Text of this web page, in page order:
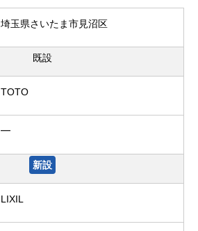
埼玉県さいたま市見沼区
既設
TOTO
━
新設
LIXIL